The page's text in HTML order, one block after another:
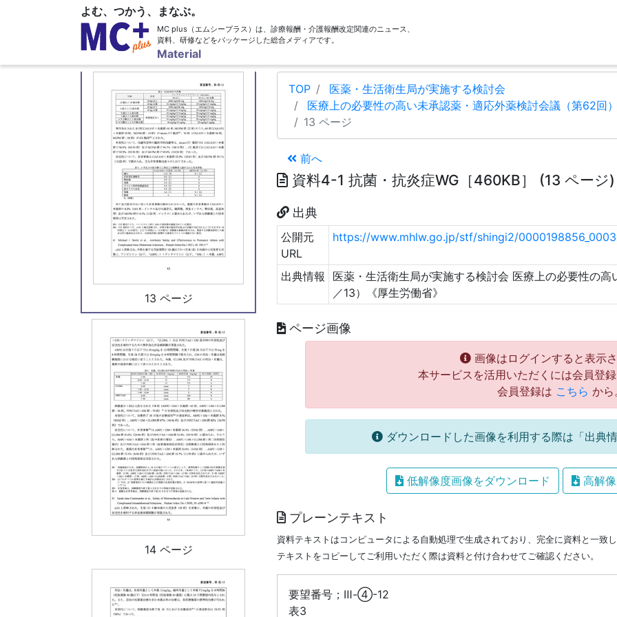
よむ、つかう、まなぶ。
MC plus（エムシープラス）は、診療報酬・介護報酬改定関連のニュース、
資料、研修などをパッケージした総合メディアです。
Material
12 ページ
13 ページ
14 ページ
TOP
医薬・生活衛生局が実施する検討会
医療上の必要性の高い未承認薬・適応外薬検討会議（第62回
13 ページ
前へ
資料4-1 抗菌・抗炎症WG［460KB］ (13 ページ)
出典
公開元
URL
https://www.mhlw.go.jp/stf/shingi2/
出典情報
医薬・生活衛生局が実施する検討会 医療上の必要性の
／13）《厚生労働省》
ページ画像
画像はログインすると表示
本サービスを活用いただくには会員登
会員登録は こちら から
ダウンロードした画像を利用する際は「出典
低解像度画像をダウンロード 高解
プレーンテキスト
資料テキストはコンピュータによる自動処理で生成されており、完全に資料と一致
テキストをコピーしてご利用いただく際は資料と付け合わせてご確認ください。
要望番号；Ⅲ-④-12
表3